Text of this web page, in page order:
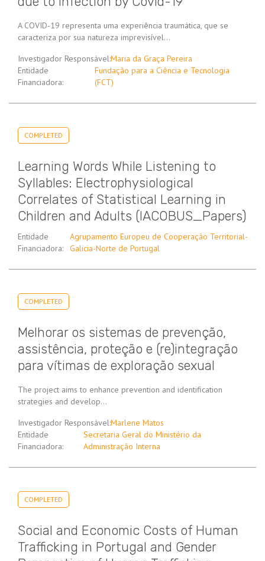
A COVID-19 representa uma experiência traumática, que se
caracteriza por sua natureza imprevisível…
Investigador Responsável:Maria da Graça Pereira
Entidade
Financiadora:
Fundação para a Ciência e Tecnologia
(FCT)
COMPLETED
Learning Words While Listening to
Syllables: Electrophysiological
Correlates of Statistical Learning in
Children and Adults (IACOBUS_Papers)
Entidade
Financiadora:
Agrupamento Europeu de Cooperação Territorial-
Galicia-Norte de Portugal
COMPLETED
Melhorar os sistemas de prevenção,
assistência, proteção e (re)integração
para vítimas de exploração sexual
The project aims to enhance prevention and identification
strategies and develop…
Investigador Responsável:Marlene Matos
Entidade
Financiadora:
Secretaria Geral do Ministério da
Administração Interna
COMPLETED
Social and Economic Costs of Human
Trafficking in Portugal and Gender